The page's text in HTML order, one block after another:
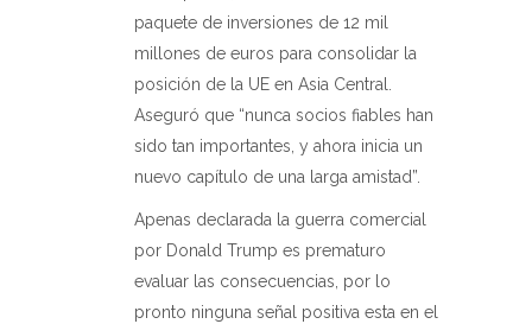
paquete de inversiones de 12 mil
millones de euros para consolidar la
posición de la UE en Asia Central.
Aseguró que “nunca socios fiables han
sido tan importantes, y ahora inicia un
nuevo capítulo de una larga amistad”.
Apenas declarada la guerra comercial
por Donald Trump es prematuro
evaluar las consecuencias, por lo
pronto ninguna señal positiva esta en el